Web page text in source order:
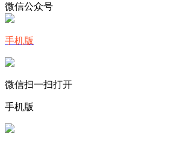
微信公众号
手机版
微信扫一扫打开
手机版